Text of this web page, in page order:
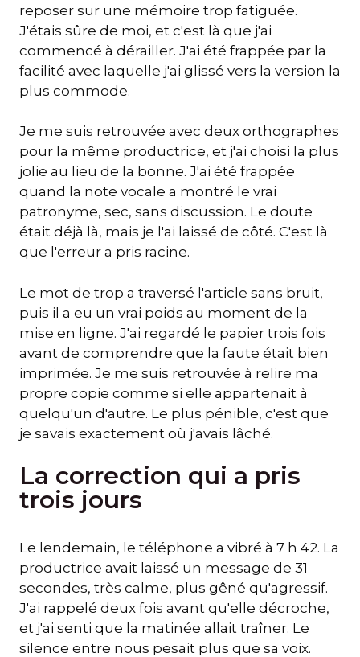
reposer sur une mémoire trop fatiguée.
J'étais sûre de moi, et c'est là que j'ai
commencé à dérailler. J'ai été frappée par la
facilité avec laquelle j'ai glissé vers la version la
plus commode.
Je me suis retrouvée avec deux orthographes
pour la même productrice, et j'ai choisi la plus
jolie au lieu de la bonne. J'ai été frappée
quand la note vocale a montré le vrai
patronyme, sec, sans discussion. Le doute
était déjà là, mais je l'ai laissé de côté. C'est là
que l'erreur a pris racine.
Le mot de trop a traversé l'article sans bruit,
puis il a eu un vrai poids au moment de la
mise en ligne. J'ai regardé le papier trois fois
avant de comprendre que la faute était bien
imprimée. Je me suis retrouvée à relire ma
propre copie comme si elle appartenait à
quelqu'un d'autre. Le plus pénible, c'est que
je savais exactement où j'avais lâché.
La correction qui a pris
trois jours
Le lendemain, le téléphone a vibré à 7 h 42. La
productrice avait laissé un message de 31
secondes, très calme, plus gêné qu'agressif.
J'ai rappelé deux fois avant qu'elle décroche,
et j'ai senti que la matinée allait traîner. Le
silence entre nous pesait plus que sa voix.